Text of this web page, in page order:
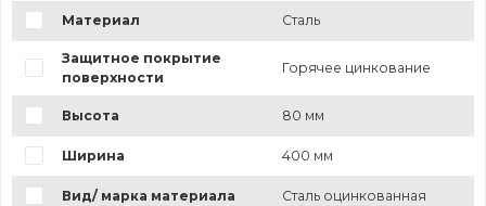
Материал Сталь
Защитное покрытие
поверхности
Горячее цинкование
Высота 80 мм
Ширина 400 мм
Вид/ марка материала Сталь оцинкованная